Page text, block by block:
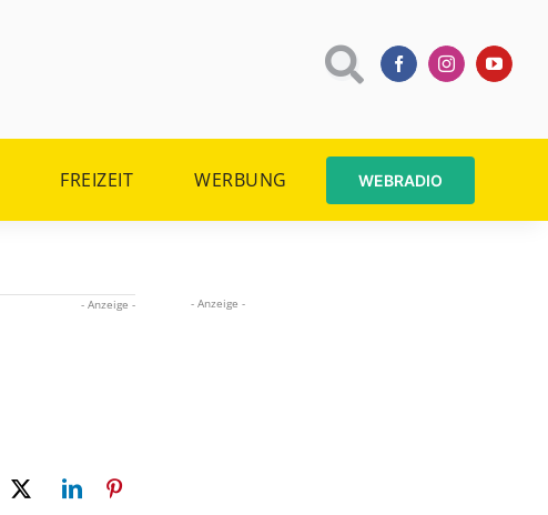
FREIZEIT WERBUNG WEBRADIO
- Anzeige -
- Anzeige -